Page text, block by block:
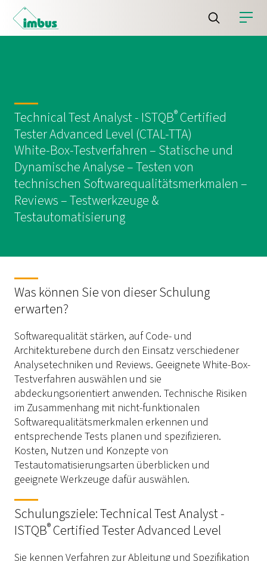
Technical Test Analyst - ISTQB® Certified
Tester Advanced Level (CTAL-TTA)
White-Box-Testverfahren – Statische und
Dynamische Analyse – Testen von
technischen Softwarequalitätsmerkmalen –
Reviews – Testwerkzeuge &
Testautomatisierung
Was können Sie von dieser Schulung
erwarten?
Softwarequalität stärken, auf Code- und
Architekturebene durch den Einsatz verschiedener
Analysetechniken und Reviews. Geeignete White-Box-
Testverfahren auswählen und sie
abdeckungsorientiert anwenden. Technische Risiken
im Zusammenhang mit nicht-funktionalen
Softwarequalitätsmerkmalen erkennen und
entsprechende Tests planen und spezifizieren.
Kosten, Nutzen und Konzepte von
Testautomatisierungsarten überblicken und
geeignete Werkzeuge dafür auswählen.
Schulungsziele: Technical Test Analyst -
ISTQB® Certified Tester Advanced Level
Sie kennen Verfahren zur Ableitung und Spezifikation